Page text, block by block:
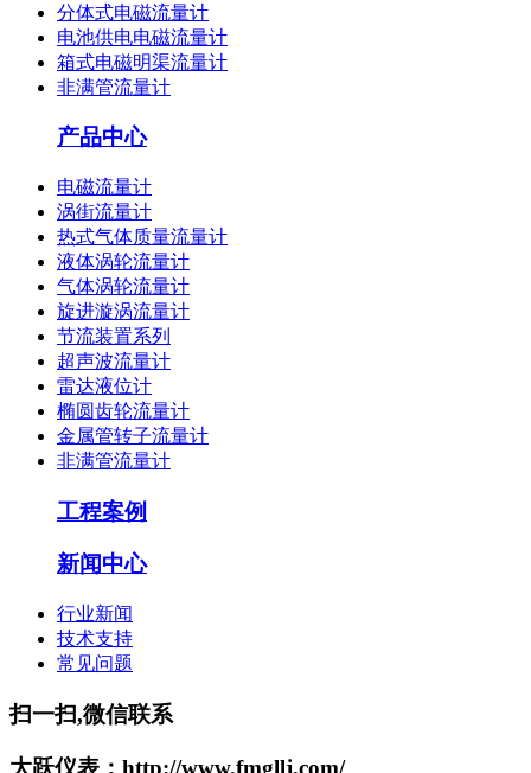
分体式电磁流量计
电池供电电磁流量计
箱式电磁明渠流量计
非满管流量计
产品中心
电磁流量计
涡街流量计
热式气体质量流量计
液体涡轮流量计
气体涡轮流量计
旋进漩涡流量计
节流装置系列
超声波流量计
雷达液位计
椭圆齿轮流量计
金属管转子流量计
非满管流量计
工程案例
新闻中心
行业新闻
技术支持
常见问题
扫一扫,微信联系
大跃仪表：http://www.fmgllj.com/